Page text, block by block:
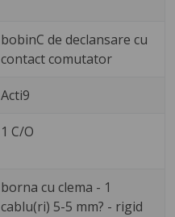
bobinC de declansare cu
contact comutator
Acti9
1 C/O
borna cu clema - 1
cablu(ri) 5-5 mm? - rigid